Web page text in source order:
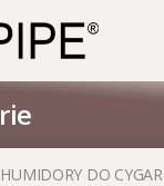
HUMIDORY DO CYGAR